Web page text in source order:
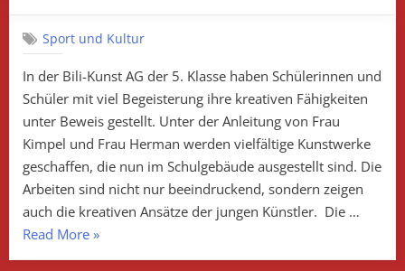
Mensa!
Sport und Kultur
In der Bili-Kunst AG der 5. Klasse haben Schülerinnen und
Schüler mit viel Begeisterung ihre kreativen Fähigkeiten
unter Beweis gestellt. Unter der Anleitung von Frau
Kimpel und Frau Herman werden vielfältige Kunstwerke
geschaffen, die nun im Schulgebäude ausgestellt sind. Die
Arbeiten sind nicht nur beeindruckend, sondern zeigen
auch die kreativen Ansätze der jungen Künstler. Die …
Read More„Ausstellung
im
»